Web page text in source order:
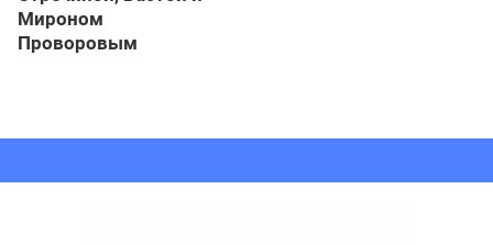
Мироном
Проворовым